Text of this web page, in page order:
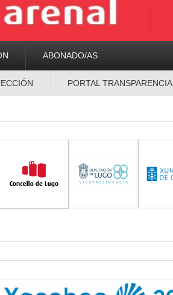
ABONADO/AS
PORTAL TRANSPARENCIA